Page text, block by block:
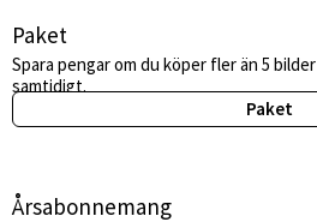
Paket
Spara pengar om du köper fler än 5 bilder
samtidigt.
Paket
Årsabonnemang